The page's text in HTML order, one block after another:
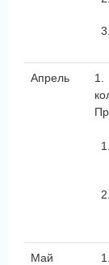
Апрель
Май